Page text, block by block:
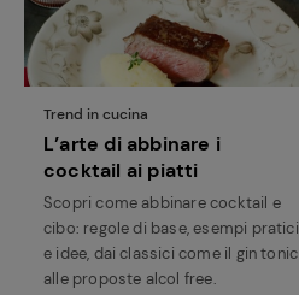
Trend in cucina
L’arte di abbinare i
cocktail ai piatti
Scopri come abbinare cocktail e
cibo: regole di base, esempi pratici
e idee, dai classici come il gin tonic
alle proposte alcol free.